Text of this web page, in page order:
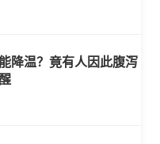
降温？竟有人因此腹泻